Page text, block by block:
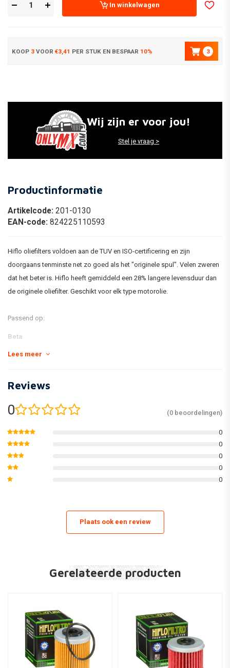
In winkelwagen
KOOP 3 VOOR €3,41 PER STUK EN BESPAAR 10% 3
Wij zijn er voor jou!
Stel je vraag >
Productinformatie
Artikelcode: 201-0130
EAN-code: 824225110593
Hiflo oliefilters voldoen aan de TUV en ISO-certificering en zijn
doorgaans tenminste net zo goed als het "originele spul". Velen zweren
dat het beter is. Hiflo heeft gemiddeld een 28% langere levensduur dan
de originele oliefilter. Geschikt voor elk type motorolie.
Passend op:
Beta
Fantic
125 Caballero R Enduro LC 08-15
125 Caballero R Competition LC 08-15
125 Caballero R Competition Racing LC 08-15
125 Caballero Motard LC 08-15
200 Caballero 11-15
125 CRE-F X 4T 08-09
125 CRM F-X 4T 08-09
125 CRM F-X Derapage / RR 4T 10-15
125 CRM F-X Competition 4T 10-15
125 Scrambler City 4T 11-15
Lees meer
Reviews
0 (0 beoordelingen)
0
0
0
0
0
Plaats ook een review
Gerelateerde producten